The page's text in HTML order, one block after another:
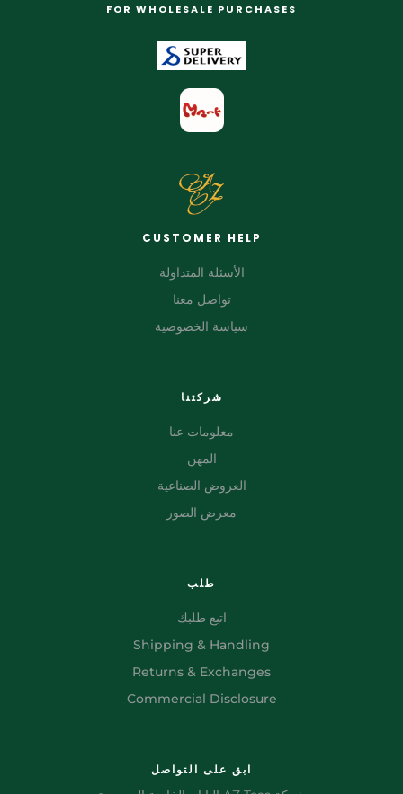
FOR WHOLESALE PURCHASES
CUSTOMER HELP
الأسئلة المتداولة
تواصل معنا
سياسة الخصوصية
شركتنا
معلومات عنا
المهن
العروض الصناعية
معرض الصور
طلب
اتبع طلبك
Shipping & Handling
Returns & Exchanges
Commercial Disclosure
ابق على التواصل